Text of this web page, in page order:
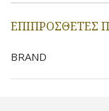
ΕΠΙΠΡΌΣΘΕΤΕΣ
BRAND